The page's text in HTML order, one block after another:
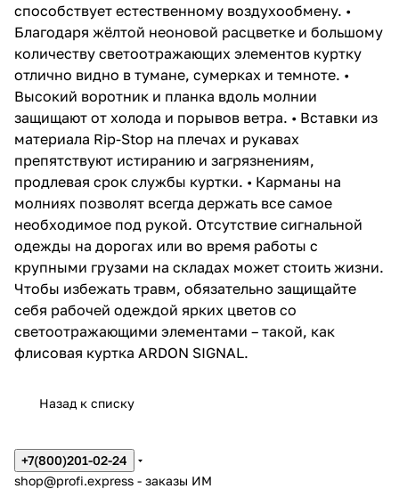
способствует естественному воздухообмену. •
Благодаря жёлтой неоновой расцветке и большому
количеству светоотражающих элементов куртку
отлично видно в тумане, сумерках и темноте. •
Высокий воротник и планка вдоль молнии
защищают от холода и порывов ветра. • Вставки из
материала Rip-Stop на плечах и рукавах
препятствуют истиранию и загрязнениям,
продлевая срок службы куртки. • Карманы на
молниях позволят всегда держать все самое
необходимое под рукой. Отсутствие сигнальной
одежды на дорогах или во время работы с
крупными грузами на складах может стоить жизни.
Чтобы избежать травм, обязательно защищайте
себя рабочей одеждой ярких цветов со
светоотражающими элементами – такой, как
флисовая куртка ARDON SIGNAL.
Назад к списку
+7(800)201-02-24
shop@profi.express - заказы ИМ